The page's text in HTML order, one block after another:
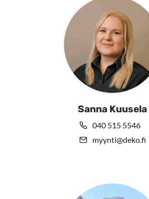
Sanna Kuusela
040 515 5546
myynti@deko.fi